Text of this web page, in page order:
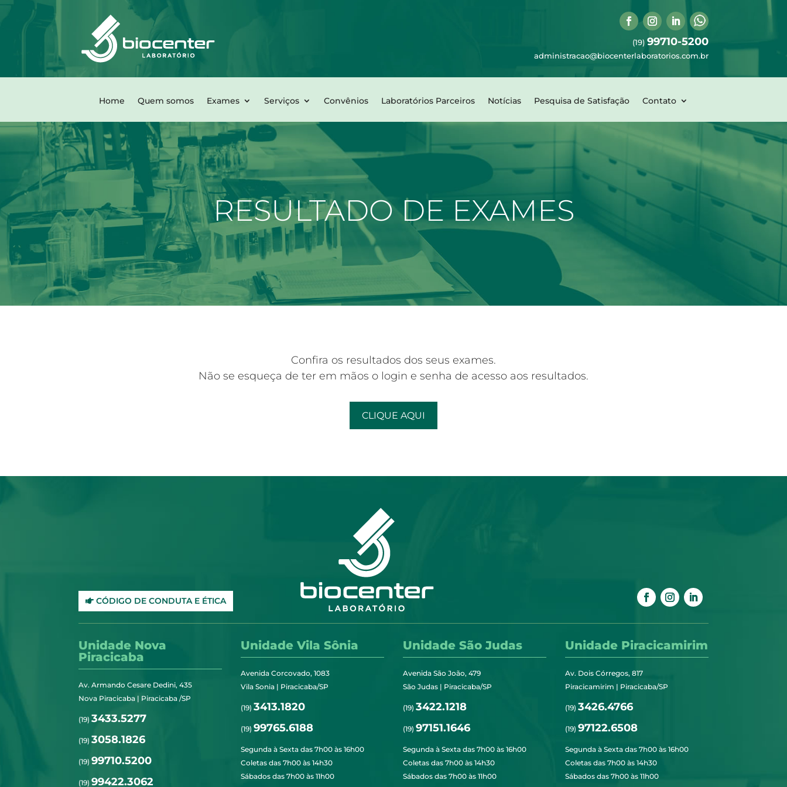
(19) 99710-5200
administracao@biocenterlaboratorios.com.br
Home Quem somos Exames Serviços Convênios Laboratórios Parceiros Notícias Pesquisa de Satisfação Contato
RESULTADO DE EXAMES
Confira os resultados dos seus exames.
Não se esqueça de ter em mãos o login e senha de acesso aos resultados.
CLIQUE AQUI
CÓDIGO DE CONDUTA E ÉTICA
Unidade Nova
Piracicaba
Av. Armando Cesare Dedini, 435
Nova Piracicaba | Piracicaba /SP
(19)3433.5277
(19)3058.1826
(19)99710.5200
(19)99422.3062
Unidade Vila Sônia
Avenida Corcovado, 1083
Vila Sonia | Piracicaba/SP
(19)3413.1820
(19)99765.6188
Segunda à Sexta das 7h00 às 16h00
Coletas das 7h00 às 14h30
Sábados das 7h00 às 11h00
Unidade São Judas
Avenida São João, 479
São Judas | Piracicaba/SP
(19)3422.1218
(19)97151.1646
Segunda à Sexta das 7h00 às 16h00
Coletas das 7h00 às 14h30
Sábados das 7h00 às 11h00
Unidade Piracicamirim
Av. Dois Córregos, 817
Piracicamirim | Piracicaba/SP
(19) 3426.4766
(19) 97122.6508
Segunda à Sexta das 7h00 às 16h00
Coletas das 7h00 às 14h30
Sábados das 7h00 às 11h00